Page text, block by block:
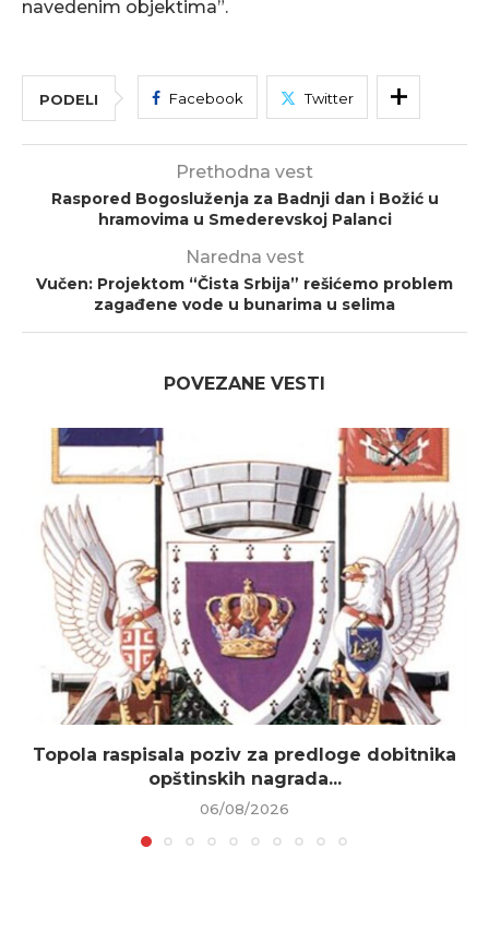
navedenim objektima”.
PODELI Facebook Twitter
Prethodna vest
Raspored Bogosluženja za Badnji dan i Božić u
hramovima u Smederevskoj Palanci
Naredna vest
Vučen: Projektom “Čista Srbija” rešićemo problem
zagađene vode u bunarima u selima
POVEZANE VESTI
Topola raspisala poziv za predloge dobitnika
opštinskih nagrada...
06/08/2026